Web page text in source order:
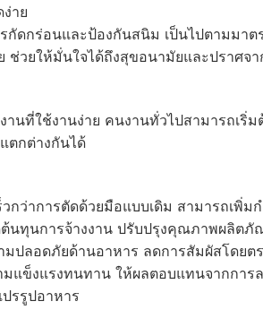
าย
กัดกร่อนและป้องกันสนิม เป็นไปตามม
ช่วยให้มั่นใจได้ถึงสุขอนามัยและปราศจ
นที่ใช้งานง่าย คนงานทั่วไปสามารถเริ่
ตกต่างกันได้
กว่าการตัดด้วยมือแบบเดิม สามารถเ
นทุนการจ้างงาน ปรับปรุงคุณภาพผลิ
มปลอดภัยด้านอาหาร ลดการสัมผัสโดย
ข็งแรงทนทาน ให้ผลตอบแทนจากการ
รรูปอาหาร